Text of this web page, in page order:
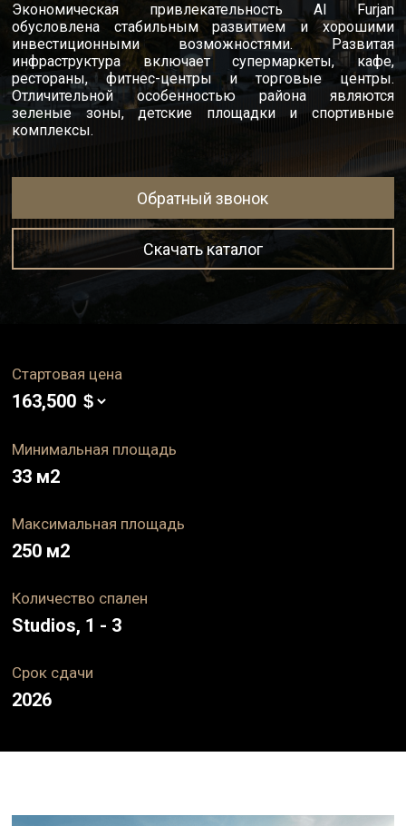
Экономическая привлекательность Al Furjan
обусловлена стабильным развитием и хорошими
инвестиционными возможностями. Развитая
инфраструктура включает супермаркеты, кафе,
рестораны, фитнес-центры и торговые центры.
Отличительной особенностью района являются
зеленые зоны, детские площадки и спортивные
комплексы.
Обратный звонок
Скачать каталог
Стартовая цена
163,500
Минимальная площадь
33 м2
Максимальная площадь
250 м2
Количество спален
Studios, 1 - 3
Срок сдачи
2026